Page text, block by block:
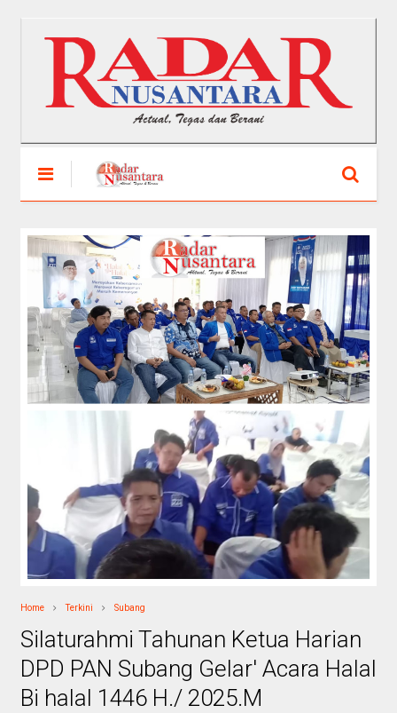
Home Terkini Subang
Silaturahmi Tahunan Ketua Harian
DPD PAN Subang Gelar' Acara Halal
Bi halal 1446 H./ 2025.M